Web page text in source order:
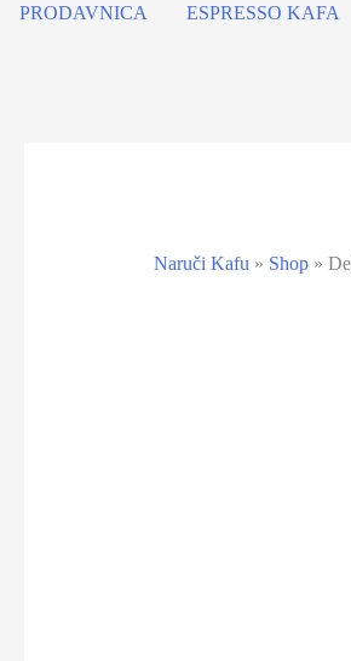
PRODAVNICA ESPRESSO KAFA
Naruči Kafu » Shop»